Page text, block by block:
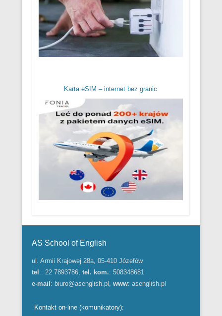
Karta eSIM – internet bez granic
AS School of English
ul. Armii Krajowej 28a, 05-410 Józefów
tel .: 22 7893786, tel. kom.: 508348681
e-mail : biuro@asenglish.pl , www: asenglish.pl
Kontakt on-line (komunikatory):